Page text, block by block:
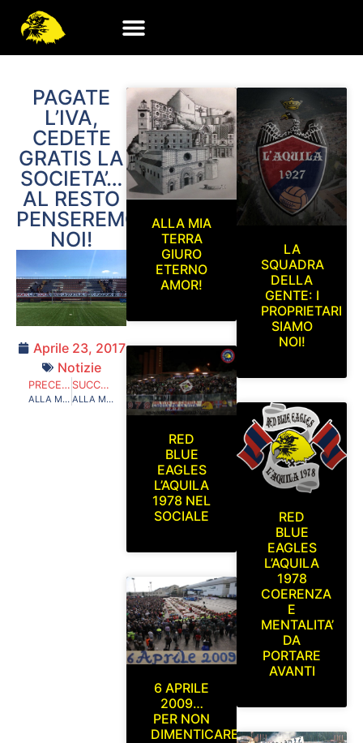
PAGATE
L’IVA,
CEDETE
GRATIS LA
SOCIETA’…
AL RESTO
PENSEREMO
NOI!
Aprile 23, 2017
Notizie
PRECEDENTE
ALLA MIA TERRA GIURO ETERNO AMOR…VIII EDIZIONE 17 GIUGNO 2017
SUCCESSIVO
ALLA MIA TERRA GIURO ETERNO AMOR…VIII EDIZIONE. ALL’AREA SPORT DI MONTICCHIO FESTEGGIAMO INSIEME 90 ANNI DI STORIA DE L’AQUILA CALCIO 1927 TRA SOLIDARIETA’ E TANTI OSPITI SPECIALI!
ALLA MIA
TERRA
GIURO
ETERNO
AMOR!
RED
BLUE
EAGLES
L’AQUILA
1978 NEL
SOCIALE
6 APRILE
2009…
PER NON
DIMENTICARE
LA
SQUADRA
DELLA
GENTE: I
PROPRIETARI
SIAMO
NOI!
RED
BLUE
EAGLES
L’AQUILA
1978
COERENZA
E
MENTALITA’
DA
PORTARE
AVANTI